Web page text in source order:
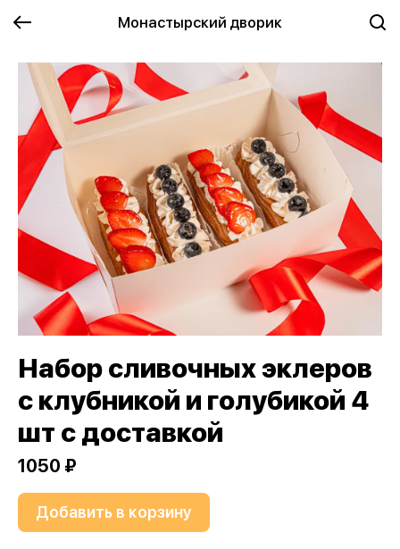
Монастырский дворик
Набор сливочных эклеров
с клубникой и голубикой 4
шт с доставкой
1050 ₽
Добавить в корзину